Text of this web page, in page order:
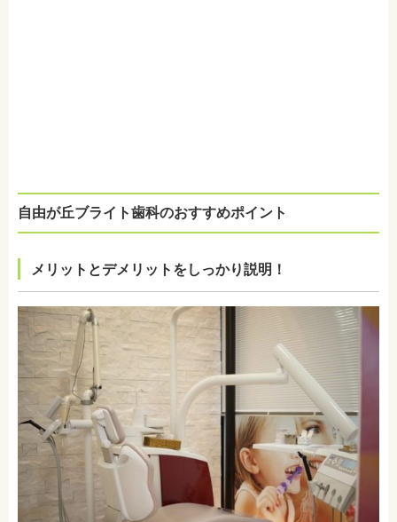
自由が丘ブライト歯科のおすすめポイント
メリットとデメリットをしっかり説明！